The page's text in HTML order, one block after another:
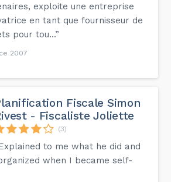
exploite une entreprise
en tant que fournisseur de
pour tou...”
2007
Fiscale Simon
- Fiscaliste Joliette
(3)
to me what he did and
when I became self-